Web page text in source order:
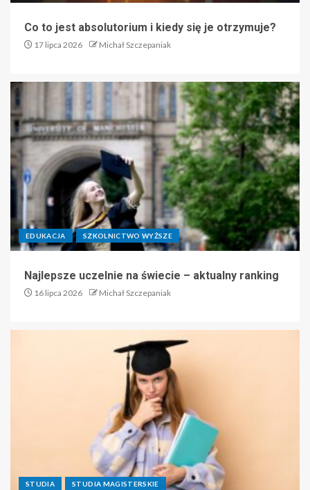
Co to jest absolutorium i kiedy się je otrzymuje?
17 lipca 2026 Michał Szczepaniak
EDUKACJA SZKOLNICTWO WYŻSZE
Najlepsze uczelnie na świecie – aktualny ranking
16 lipca 2026 Michał Szczepaniak
STUDIA STUDIA MAGISTERSKIE